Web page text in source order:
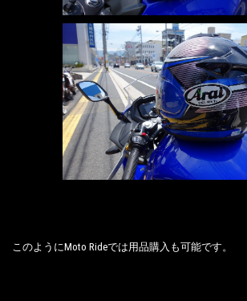
このようにMoto Rideでは用品購入も可能です。